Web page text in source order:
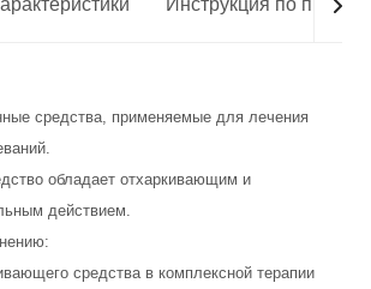
Инструкция по
средства, применяемые для лечения
обладает отхаркивающим и
действием.
средства в комплексной терапии